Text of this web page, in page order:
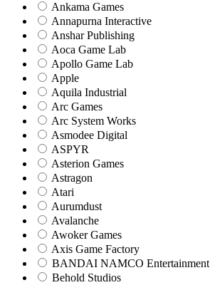
Ankama Games
Annapurna Interactive
Anshar Publishing
Aoca Game Lab
Apollo Game Lab
Apple
Aquila Industrial
Arc Games
Arc System Works
Asmodee Digital
ASPYR
Asterion Games
Astragon
Atari
Aurumdust
Avalanche
Awoker Games
Axis Game Factory
BANDAI NAMCO Entertainment
Behold Studios